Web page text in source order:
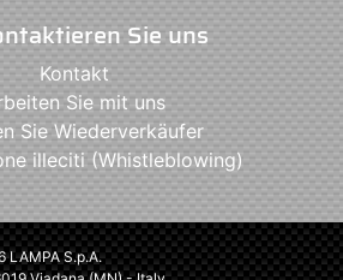
Sie uns
Kontakt
Sie mit uns
Sie Wiederverkäufer
illeciti (Whistleblowing)
S.p.A.